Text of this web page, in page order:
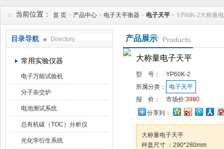
当前位置： 首 页 > 产品中心 > 电子天平衡器 > 电子天平 > YP60K-2大称量
目录导航 Directory
常用实验仪器
电子万能试验机
分子杂交炉
电池测试系统
总有机碳（TOC）分析仪
光化学衍生系统
产品展示 Products
大称量电子天平
型 号：
YP60K-2
所属分类：
电子天平
报 价：
市场价:3980
分享到：
大称量电子天平
秤盘尺寸 ：290*280mm